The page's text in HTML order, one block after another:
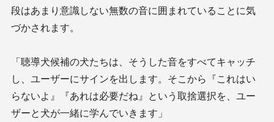
段はあまり意識しない無数の音に囲まれていることに気
づかされます。
「聴導犬候補の犬たちは、そうした音をすべてキャッチ
し、ユーザーにサインを出します。そこから『これはい
らないよ』『あれは必要だね』という取捨選択を、ユー
ザーと犬が一緒に学んでいきます」